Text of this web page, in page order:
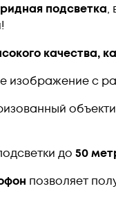
подсветка,
качества,
изображение с
до 50
позволяет